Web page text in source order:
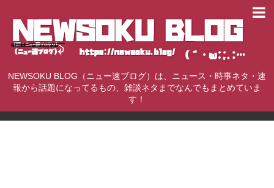
NEWSOKU BLOG（ニュー速ブログ）は、ニュース・時事ネタ・速
報から話題になってるもの、雑談ネタまでなんでもまとめていま
す！